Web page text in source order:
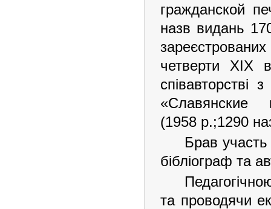
гражданской
назв видань
четверти ХІХ
«Славянские
(1958 р.;1290
Брав
бібліограф та
та проводячи